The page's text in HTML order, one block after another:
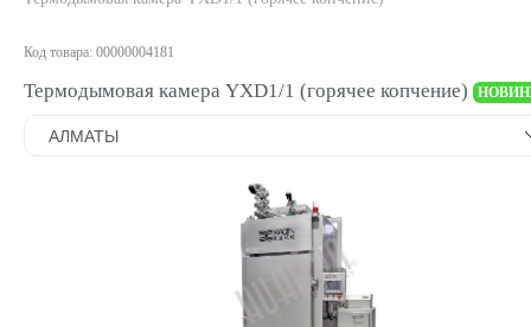
Код товара: 00000004181
Термодымовая камера YXD1/1 (горячее копчение)